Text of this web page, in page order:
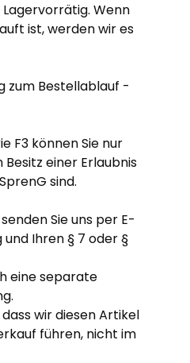
Wenn
ist, werden wir es
zum Bestellablauf -
F3 können Sie nur
Besitz einer Erlaubnis
sind.
Sie uns per E-
Ihren § 7 oder §
eine separate
wir diesen Artikel
führen, nicht im